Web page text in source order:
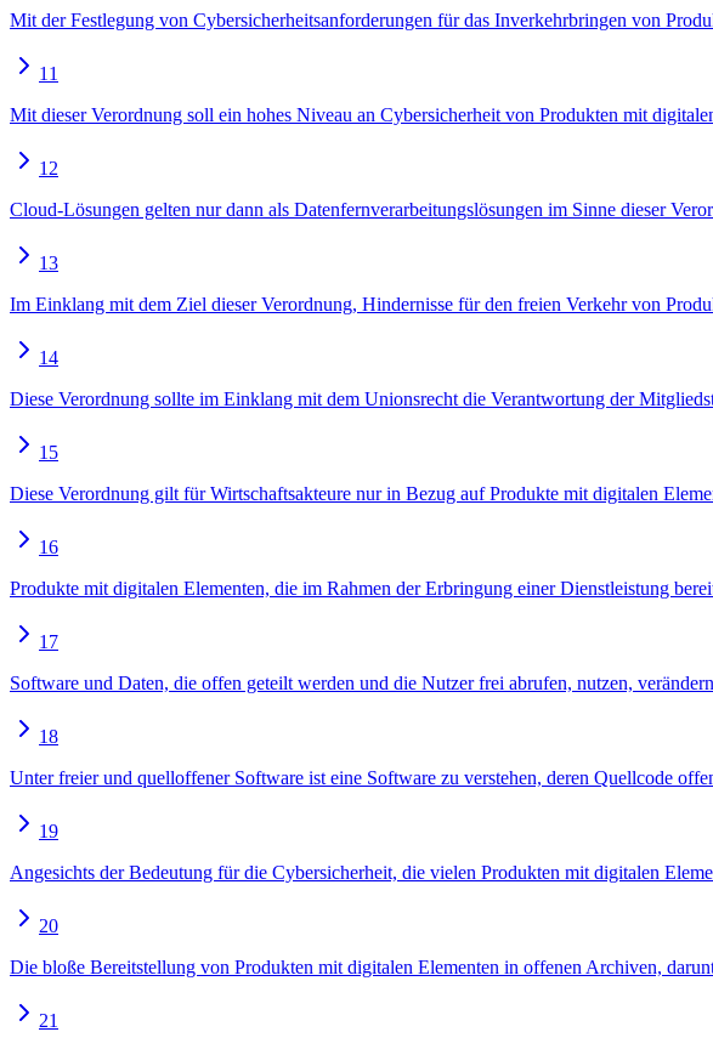
Mit der Festlegung von Cybersicherheitsanforderungen für das Inverkehrbringen von
11
Mit dieser Verordnung soll ein hohes Niveau an Cybersicherheit von Produkten mit
12
Cloud-Lösungen gelten nur dann als Datenfernverarbeitungslösungen im Sinne dieser
13
Im Einklang mit dem Ziel dieser Verordnung, Hindernisse für den freien Verkehr von
14
Diese Verordnung sollte im Einklang mit dem Unionsrecht die Verantwortung der
15
Diese Verordnung gilt für Wirtschaftsakteure nur in Bezug auf Produkte mit digitalen
16
Produkte mit digitalen Elementen, die im Rahmen der Erbringung einer Dienstleistung
17
Software und Daten, die offen geteilt werden und die Nutzer frei abrufen, nutzen,
18
Unter freier und quelloffener Software ist eine Software zu verstehen, deren Quellcode
19
Angesichts der Bedeutung für die Cybersicherheit, die vielen Produkten mit digitalen
20
Die bloße Bereitstellung von Produkten mit digitalen Elementen in offenen Archiven,
21